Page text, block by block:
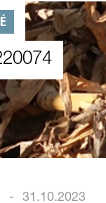
- 31.10.2023